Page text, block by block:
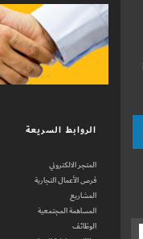
الروابط السريعة
المتجر الالكتروني
فرص الأعمال التجارية
المشاريع
المساهمة المجتمعية
الوظائف